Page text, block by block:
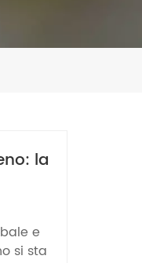
العربية
한국의
la
e
si sta